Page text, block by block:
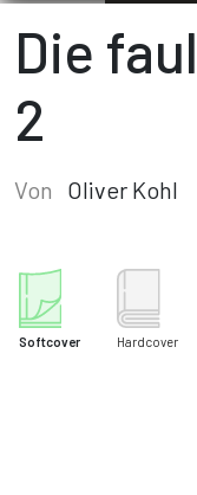
Die
2
Von Oliver Kohl
Softcover Hardcover